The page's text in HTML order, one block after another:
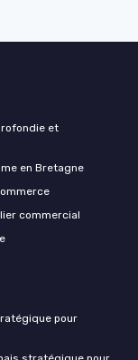
et
en Bretagne
commercial
pour